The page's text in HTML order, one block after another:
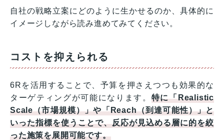
自社の戦略立案にどのように生かせるのか、具体的に
イメージしながら読み進めてみてください。
コストを抑えられる
6Rを活用することで、予算を押さえつつも効果的な
ターゲティングが可能になります。 特に「Realistic
Scale（市場規模）」や「Reach（到達可能性）」と
いった指標を使うことで、反応が見込める層に的を絞
った施策を展開可能です。